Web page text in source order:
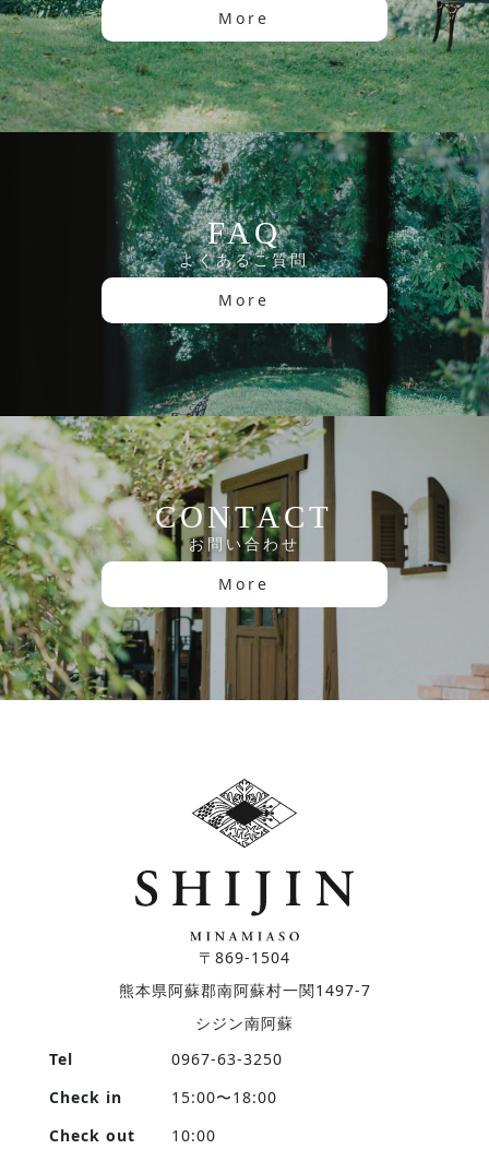
More
FAQ
よくあるご質問
More
CONTACT
お問い合わせ
More
〒869-1504
熊本県阿蘇郡南阿蘇村一関1497-7
シジン南阿蘇
Tel
0967-63-3250
Check in
15:00〜18:00
Check out
10:00